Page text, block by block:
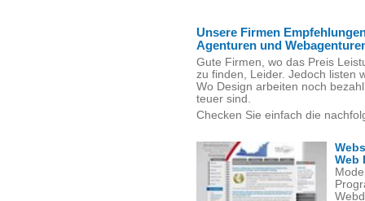
Unsere Firmen
Agenturen und
Gute Firmen, wo das Preis
zu finden, Leider. Jedoch listen
Wo Design arbeiten noch
teuer sind.
Checken Sie einfach die
Web